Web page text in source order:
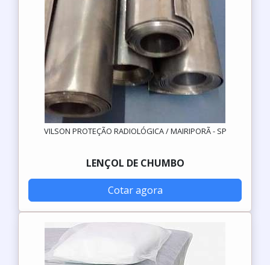
VILSON PROTEÇÃO RADIOLÓGICA / MAIRIPORÃ - SP
LENÇOL DE CHUMBO
Cotar agora